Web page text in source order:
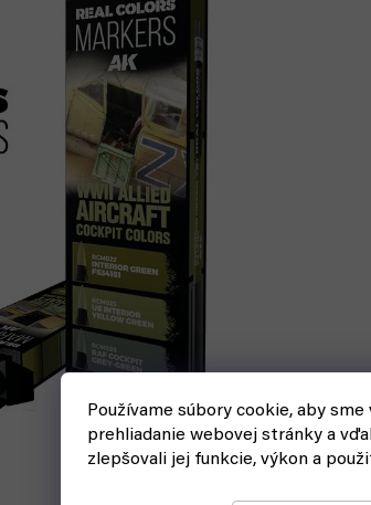
Používame súbory cookie, aby
prehliadanie webovej stránky a
zlepšovali jej funkcie, výkon a